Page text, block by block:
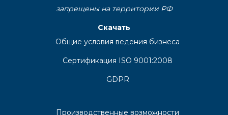
запрещены на территории РФ
Скачать
Общие условия ведения бизнеса
Сертификация ISO 9001:2008
GDPR
Производственные возможности